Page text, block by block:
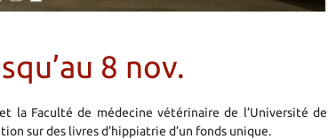
8 nov.
la Faculté de médecine vétérinaire de l’Université de
sur des livres d’hippiatrie d’un fonds unique.